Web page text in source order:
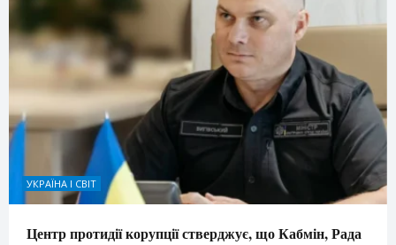
УКРАЇНА І СВІТ
Центр протидії корупції стверджує, що Кабмін, Рада